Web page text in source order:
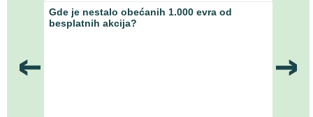
Gde je nestalo obećanih 1.000 evra od
besplatnih akcija?